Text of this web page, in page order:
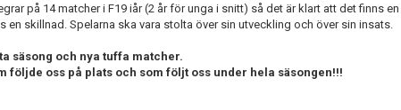
på 14 matcher i F19 iår (2 år för unga i snitt) så det är klart att det finns en
en skillnad. Spelarna ska vara stolta över sin utveckling och över sin insats.
säsong och nya tuffa matcher.
följde oss på plats och som följt oss under hela säsongen!!!